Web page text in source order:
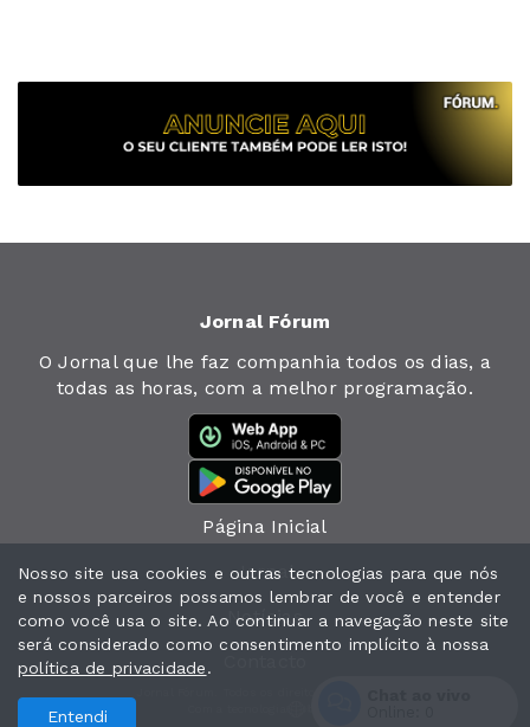
Jornal Fórum
O Jornal que lhe faz companhia todos os dias, a
todas as horas, com a melhor programação.
Página Inicial
Jornal
Notícias
Nosso site usa cookies e outras tecnologias para que nós
e nossos parceiros possamos lembrar de você e entender
como você usa o site. Ao continuar a navegação neste site
será considerado como consentimento implícito à nossa
política de privacidade.
Entendi